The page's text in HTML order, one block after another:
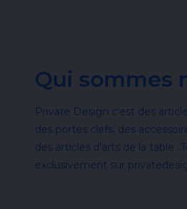
Qui sommes
Private Design c'est des
des portes clefs, des
des articles d'arts de la
exclusivement sur